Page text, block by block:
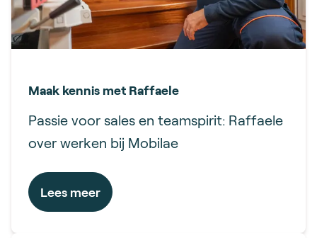
Maak kennis met Raffaele
Passie voor sales en teamspirit: Raffaele
over werken bij Mobilae
Lees meer